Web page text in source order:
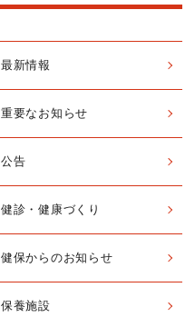
最新情報
重要なお知らせ
公告
健診・健康づくり
健保からのお知らせ
保養施設